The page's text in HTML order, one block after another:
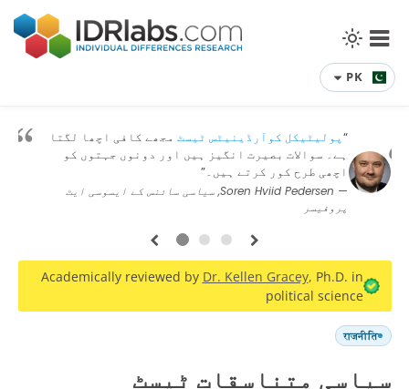
PK
“پولیٹیکل کوآرڈینیٹس ٹیسٹ مجھے کافی اچھا لگتا
ہے۔ سوالات بصیرت انگیز ہیں اور دونوں جہتوں کو
اچھی طرح کور کرتے ہیں۔”
— Soren Hviid Pedersen, سیاسی سائنس کے ایسوسی ایٹ
پروفیسر
2 3
Academically reviewed by Dr. Kellen Gracey, Ph.D. in
political science
राजनीति
سیاسی متناسقات ٹیسٹ